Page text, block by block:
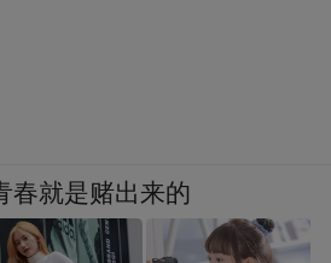
春就是赌出来的